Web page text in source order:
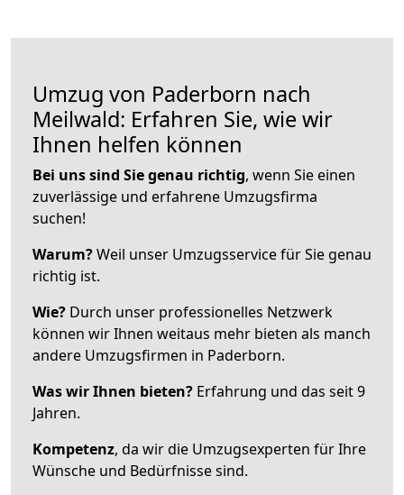
Umzug von Paderborn nach
Meilwald: Erfahren Sie, wie wir
Ihnen helfen können
Bei uns sind Sie genau richtig, wenn Sie einen
zuverlässige und erfahrene Umzugsfirma
suchen!
Warum?Weil unser Umzugsservice für Sie genau
richtig ist.
Wie? Durch unser professionelles Netzwerk
können wir Ihnen weitaus mehr bieten als manch
andere Umzugsfirmen in Paderborn.
Was wir Ihnen bieten? Erfahrung und das seit 9
Jahren.
Kompetenz, da wir die Umzugsexperten für Ihre
Wünsche und Bedürfnisse sind.